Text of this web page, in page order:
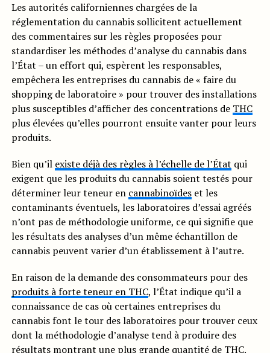
Les autorités californiennes chargées de la
réglementation du cannabis sollicitent actuellement
des commentaires sur les règles proposées pour
standardiser les méthodes d’analyse du cannabis dans
l’État – un effort qui, espèrent les responsables,
empêchera les entreprises du cannabis de « faire du
shopping de laboratoire » pour trouver des installations
plus susceptibles d’afficher des concentrations de THC
plus élevées qu’elles pourront ensuite vanter pour leurs
produits.
Bien qu’il existe déjà des règles à l’échelle de l’État qui
exigent que les produits du cannabis soient testés pour
déterminer leur teneur en cannabinoïdeset les
contaminants éventuels, les laboratoires d’essai agréés
n’ont pas de méthodologie uniforme, ce qui signifie que
les résultats des analyses d’un même échantillon de
cannabis peuvent varier d’un établissement à l’autre.
En raison de la demande des consommateurs pour des
produits à forte teneur en THC, l’État indique qu’il a
connaissance de cas où certaines entreprises du
cannabis font le tour des laboratoires pour trouver ceux
dont la méthodologie d’analyse tend à produire des
résultats montrant une plus grande quantité de THC.